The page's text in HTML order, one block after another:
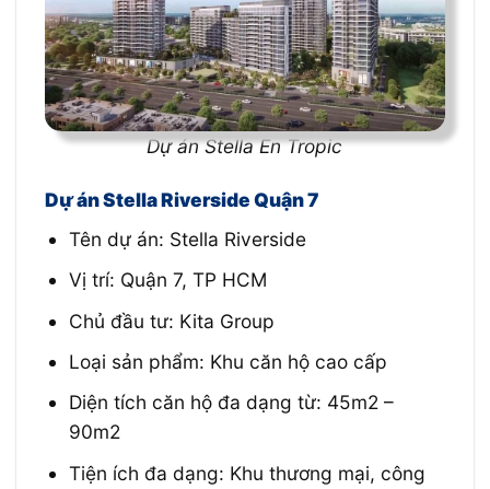
Dự án Stella En Tropic
Dự án Stella Riverside Quận 7
Tên dự án: Stella Riverside
Vị trí: Quận 7, TP HCM
Chủ đầu tư: Kita Group
Loại sản phẩm: Khu căn hộ cao cấp
Diện tích căn hộ đa dạng từ: 45m2 –
90m2
Tiện ích đa dạng: Khu thương mại, công